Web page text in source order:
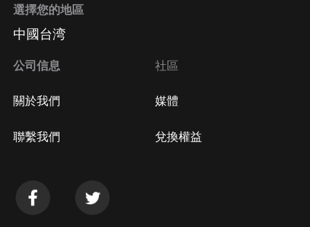
選擇您的地區
中國台湾
公司信息
關於我們
聯繫我們
社區
媒體
兌換權益